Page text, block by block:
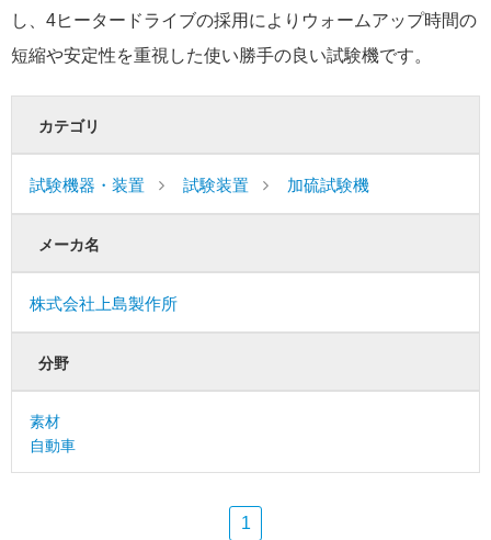
し、4ヒータードライブの採用によりウォームアップ時間の
短縮や安定性を重視した使い勝手の良い試験機です。
カテゴリ
試験機器・装置 試験装置 加硫試験機
メーカ名
株式会社上島製作所
分野
素材
自動車
1